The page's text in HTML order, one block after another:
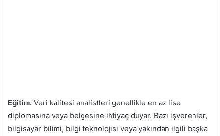
Eğitim: Veri kalitesi analistleri genellikle en az lise
diplomasına veya belgesine ihtiyaç duyar. Bazı işverenler,
bilgisayar bilimi, bilgi teknolojisi veya yakından ilgili başka